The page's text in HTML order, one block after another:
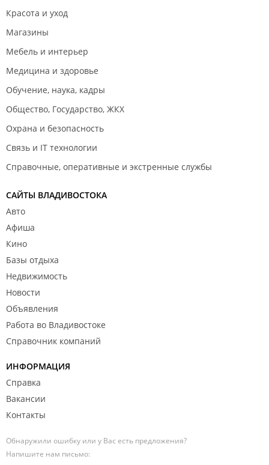
Красота и уход
Магазины
Мебель и интерьер
Медицина и здоровье
Обучение, наука, кадры
Общество, Государство, ЖКХ
Охрана и безопасность
Связь и IT технологии
Справочные, оперативные и экстренные службы
САЙТЫ ВЛАДИВОСТОКА
Авто
Афиша
Кино
Базы отдыха
Недвижимость
Новости
Объявления
Работа во Владивостоке
Справочник компаний
ИНФОРМАЦИЯ
Справка
Вакансии
Контакты
Обнаружили ошибку или у Вас есть предложения?
Напишите нам письмо: